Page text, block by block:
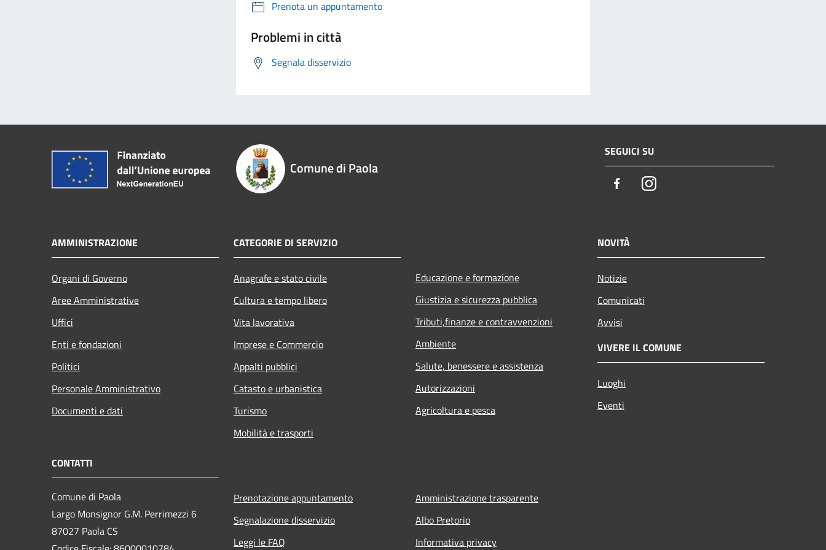
Prenota un appuntamento
Problemi in città
Segnala disservizio
Comune di Paola
SEGUICI SU
FacebookInstagram
AMMINISTRAZIONE
Organi di Governo
Aree Amministrative
Uffici
Enti e fondazioni
Politici
Personale Amministrativo
Documenti e dati
CATEGORIE DI SERVIZIO
Anagrafe e stato civile
Cultura e tempo libero
Vita lavorativa
Imprese e Commercio
Appalti pubblici
Catasto e urbanistica
Turismo
Mobilità e trasporti
Educazione e formazione
Giustizia e sicurezza pubblica
Tributi,finanze e contravvenzioni
Ambiente
Salute, benessere e assistenza
Autorizzazioni
Agricoltura e pesca
NOVITÀ
Notizie
Comunicati
Avvisi
VIVERE IL COMUNE
Luoghi
Eventi
CONTATTI
Comune di Paola
Largo Monsignor G.M. Perrimezzi 6
87027 Paola CS
Prenotazione appuntamento
Segnalazione disservizio
Leggi le FAQ
Amministrazione trasparente
Albo Pretorio
Informativa privacy